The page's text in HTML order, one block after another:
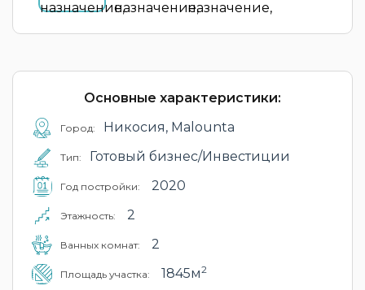
Основные характеристики:
Город: Никосия, Malounta
Тип: Готовый бизнес/Инвестиции
Год постройки: 2020
Этажность: 2
Ванных комнат: 2
Площадь участка: 1845м2